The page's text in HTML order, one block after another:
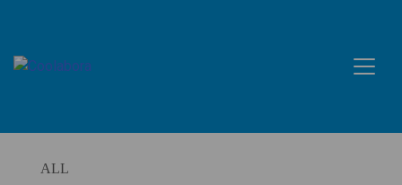
content
ALL